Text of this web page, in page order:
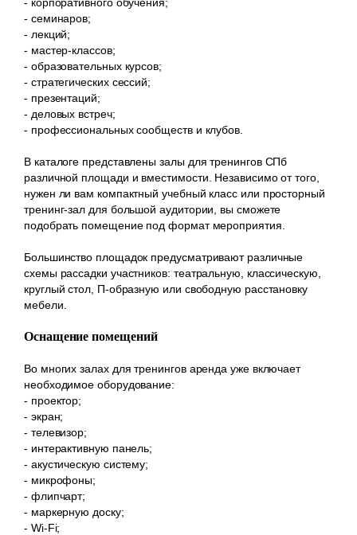
- семинаров;
- лекций;
- мастер-классов;
- образовательных курсов;
- стратегических сессий;
- презентаций;
- деловых встреч;
- профессиональных сообществ и клубов.
В каталоге представлены залы для тренингов СПб
различной площади и вместимости. Независимо от того,
нужен ли вам компактный учебный класс или просторный
тренинг-зал для большой аудитории, вы сможете
подобрать помещение под формат мероприятия.
Большинство площадок предусматривают различные
схемы рассадки участников: театральную, классическую,
круглый стол, П-образную или свободную расстановку
мебели.
Оснащение помещений
Во многих залах для тренингов аренда уже включает
необходимое оборудование:
- проектор;
- экран;
- телевизор;
- интерактивную панель;
- акустическую систему;
- микрофоны;
- флипчарт;
- маркерную доску;
- Wi-Fi;